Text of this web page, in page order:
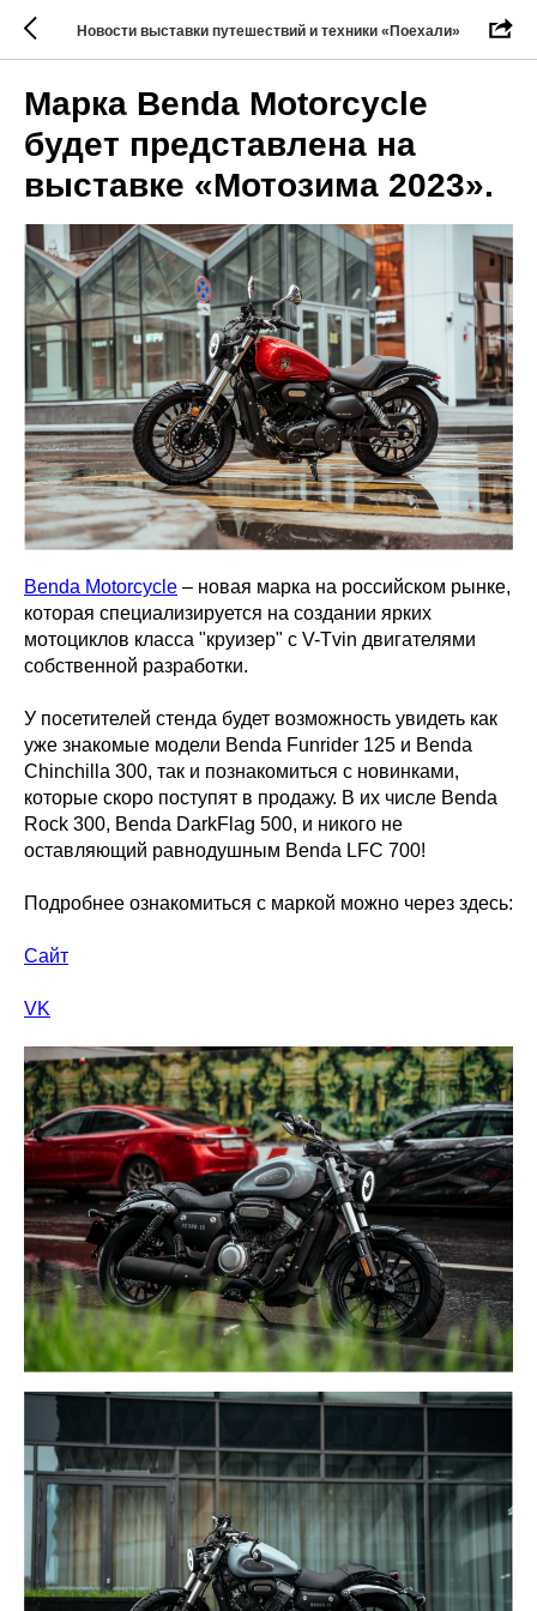
Новости выставки путешествий и техники «Поехали»
Марка Benda Motorcycle
будет представлена на
выставке «Мотозима 2023».
Benda Motorcycle – новая марка на российском рынке,
которая специализируется на создании ярких
мотоциклов класса "круизер" с V-Tvin двигателями
собственной разработки.
У посетителей стенда будет возможность увидеть как
уже знакомые модели Benda Funrider 125 и Benda
Chinchilla 300, так и познакомиться с новинками,
которые скоро поступят в продажу. В их числе Benda
Rock 300, Benda DarkFlag 500, и никого не
оставляющий равнодушным Benda LFC 700!
Подробнее ознакомиться с маркой можно через здесь:
Сайт
VK